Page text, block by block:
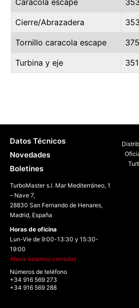
Caracola escape
Cierre/Abrazadera
Tornillo caracola escape
Turbina y eje
Datos Técnicos
Novedades
Boletines
TurboMaster s.l. Mar Mediterráneo, 1
– Nave 7,
28830 San Fernando de Henares,
Madrid, España
Horas de oficina
Lun-Vie de 9:00-13:30 y 15:30-
19:00
Ahora estamos cerrados
Números de teléfono
+34 916 569 273
+34 916 569 288